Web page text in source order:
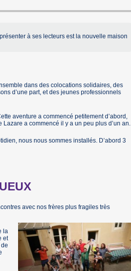
à ses lecteurs est la nouvelle maison
dans des colocations solidaires, des
d’une part, et des jeunes professionnels
aventure a commencé petitement d’abord,
Lazare a commencé il y a un peu plus d’un an.
nous nous sommes installés. D’abord 3
avec nos frères plus fragiles très
la
et